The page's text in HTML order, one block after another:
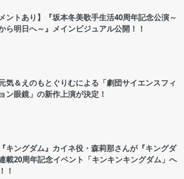
メントあり】『坂本冬美歌手生活40周年記念公演～
ら明日へ～』メインビジュアル公開！！
気＆えのもとぐりむによる「劇団サイエンスフィ
ン眼鏡」の新作上演が決定！
キングダム』カイネ役・森莉那さんが『キングダ
載20周年記念イベント「キンキンキングダム」へ
！